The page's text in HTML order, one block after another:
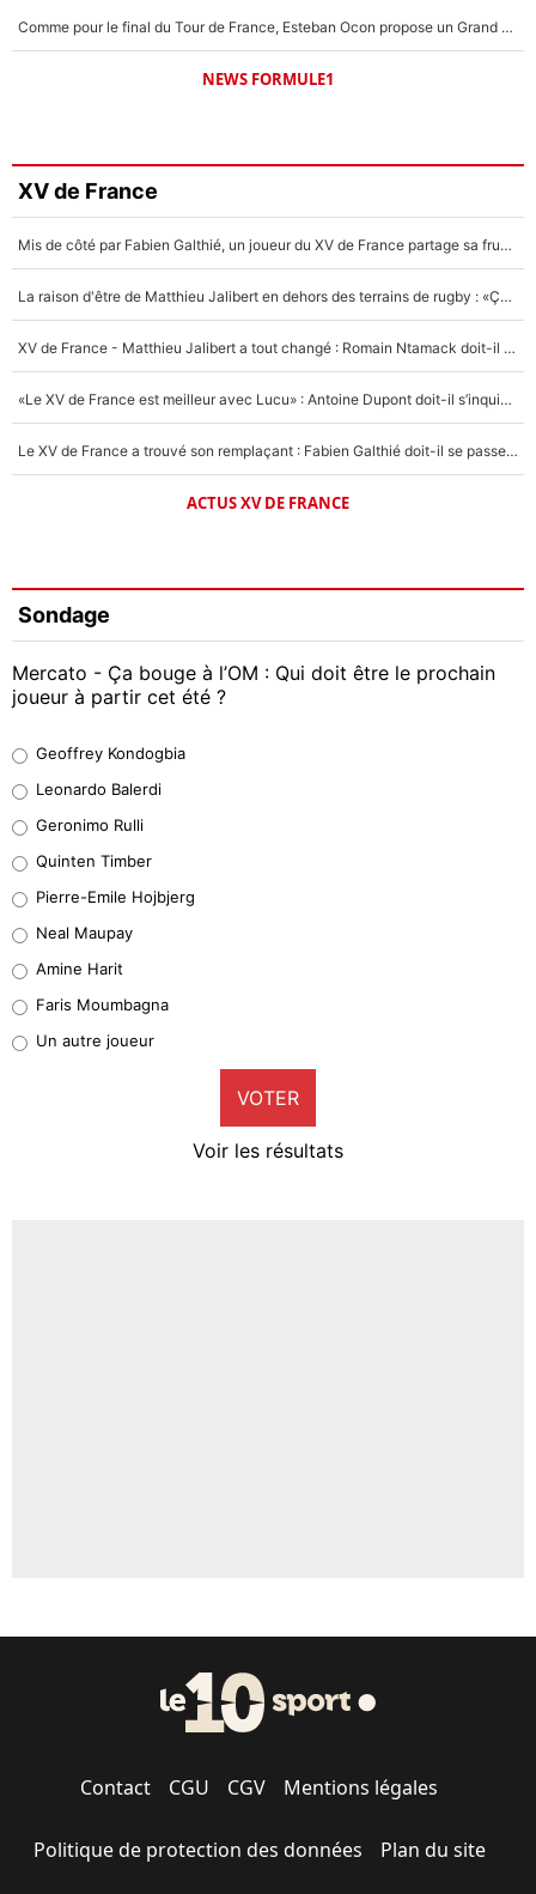
Comme pour le final du Tour de France, Esteban Ocon propose un Grand Prix de Formule 1 à Paris : «Autour de l’Arc de Triomphe, ce serait génial» !
NEWS FORMULE1
XV de France
Mis de côté par Fabien Galthié, un joueur du XV de France partage sa frustration : «ils ne me l’ont pas dit tout de suite»
La raison d'être de Matthieu Jalibert en dehors des terrains de rugby : «Ça m'atteint autant que si tu touches à un membre de ma famille»
XV de France - Matthieu Jalibert a tout changé : Romain Ntamack doit-il s’inquiéter pour sa place à un an de la Coupe du monde ?
«Le XV de France est meilleur avec Lucu» : Antoine Dupont doit-il s’inquiéter pour sa place ?
Le XV de France a trouvé son remplaçant : Fabien Galthié doit-il se passer d'Antoine Dupont ?
ACTUS XV DE FRANCE
Sondage
Mercato - Ça bouge à l’OM : Qui doit être le prochain
joueur à partir cet été ?
38%
32%
5%
1%
9%
Geoffrey Kondogbia
Leonardo Balerdi
Geronimo Rulli
Quinten Timber
Pierre-Emile Hojbjerg
Neal Maupay
Amine Harit
Faris Moumbagna
Un autre joueur
VOTER
Voir les résultats
Contact CGU CGV Mentions légales
Politique de protection des données Plan du site